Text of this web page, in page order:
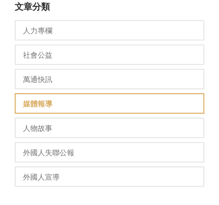
文章分類
人力專欄
社會公益
萬通快訊
媒體報導
人物故事
外國人失聯公報
外國人宣導